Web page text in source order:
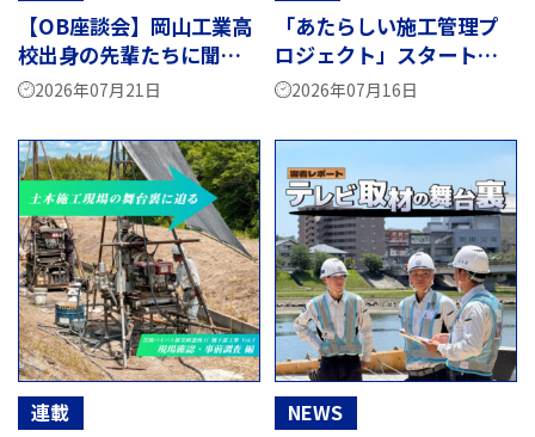
【OB座談会】岡山工業高
校出身の先輩たちに聞
く。荒木組を選んだ理由
2026年07月21日
「あたらしい施工管理プ
ロジェクト」スタートメ
ンバー座談会。現場経験
2026年07月16日
連載 NEWS